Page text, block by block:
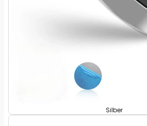
Silber